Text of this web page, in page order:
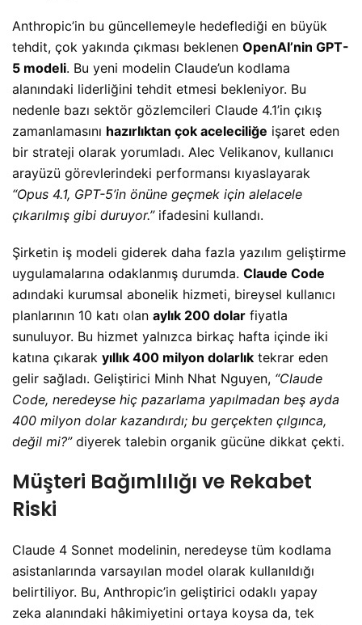
Anthropic’in bu güncellemeyle hedeflediği en büyük
tehdit, çok yakında çıkması beklenen OpenAI’nin GPT-
5 modeli. Bu yeni modelin Claude’un kodlama
alanındaki liderliğini tehdit etmesi bekleniyor. Bu
nedenle bazı sektör gözlemcileri Claude 4.1’in çıkış
zamanlamasını hazırlıktan çok aceleciliğe işaret eden
bir strateji olarak yorumladı. Alec Velikanov, kullanıcı
arayüzü görevlerindeki performansı kıyaslayarak
“Opus 4.1, GPT-5’in önüne geçmek için alelacele
çıkarılmış gibi duruyor.”ifadesini kullandı.
Şirketin iş modeli giderek daha fazla yazılım geliştirme
uygulamalarına odaklanmış durumda. Claude Code
adındaki kurumsal abonelik hizmeti, bireysel kullanıcı
planlarının 10 katı olan aylık 200 dolar fiyatla
sunuluyor. Bu hizmet yalnızca birkaç hafta içinde iki
katına çıkarak yıllık 400 milyon dolarlık tekrar eden
gelir sağladı. Geliştirici Minh Nhat Nguyen, “Claude
Code, neredeyse hiç pazarlama yapılmadan beş ayda
400 milyon dolar kazandırdı; bu gerçekten çılgınca,
değil mi?”diyerek talebin organik gücüne dikkat çekti.
Müşteri Bağımlılığı ve Rekabet
Riski
Claude 4 Sonnet modelinin, neredeyse tüm kodlama
asistanlarında varsayılan model olarak kullanıldığı
belirtiliyor. Bu, Anthropic’in geliştirici odaklı yapay
zeka alanındaki hâkimiyetini ortaya koysa da, tek